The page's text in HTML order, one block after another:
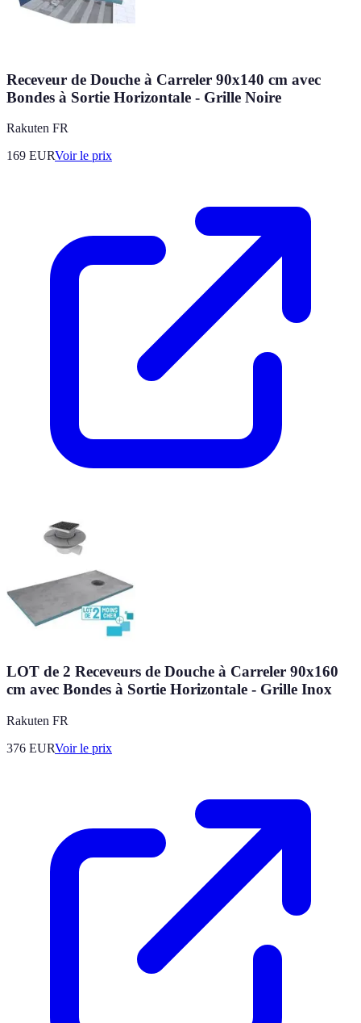
Receveur de Douche à Carreler 90x140 cm avec
Bondes à Sortie Horizontale - Grille Noire
Rakuten FR
169 EURVoir le prix
LOT de 2 Receveurs de Douche à Carreler 90x160
cm avec Bondes à Sortie Horizontale - Grille Inox
Rakuten FR
376 EURVoir le prix